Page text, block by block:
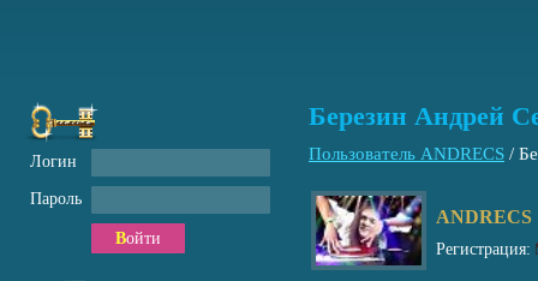
Березин Андрей
Пользователь ANDRECS /
ANDRECS
Регистрация:
Логин
Пароль
Войти